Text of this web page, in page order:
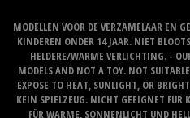
MODELLEN VOOR DE VERZAMELAAR EN
KINDEREN ONDER 14 JAAR. NIET
HELDERE/WARME VERLICHTING. -
MODELS AND NOT A TOY. NOT
EXPOSE TO HEAT, SUNLIGHT, OR
KEIN SPIELZEUG. NICHT GEEIGNET FÜR
FÜR WARME, SONNENLICHT UND